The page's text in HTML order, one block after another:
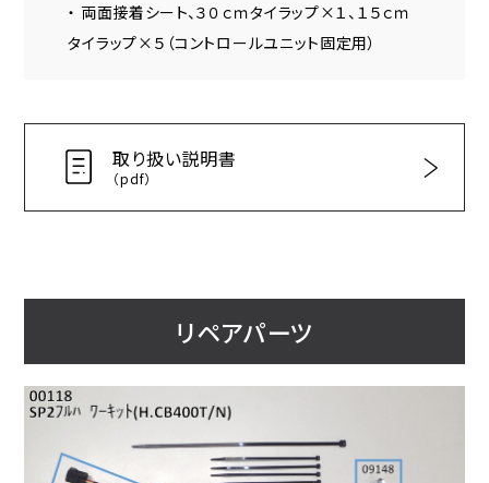
・ 両面接着シート、３０ｃｍタイラップ×１、１５ｃｍ
タイラップ×５（コントロールユニット固定用）
取り扱い説明書
（pdf）
リペアパーツ